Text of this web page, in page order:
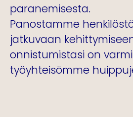
paranemisesta.
Panostamme
jatkuvaan
onnistumistasi on
työyhteisömme